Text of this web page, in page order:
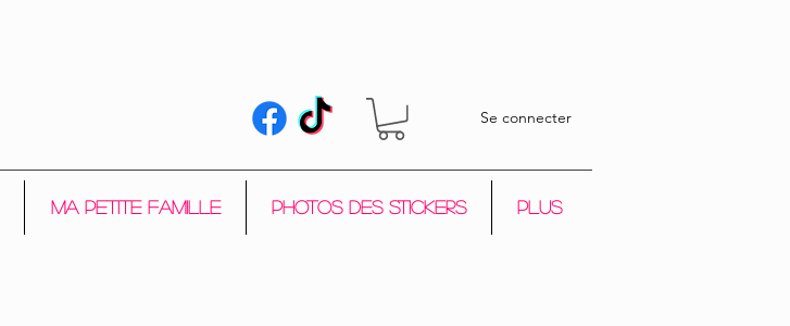
Se connecter
Ma petite Famille Photos des stickers Plus